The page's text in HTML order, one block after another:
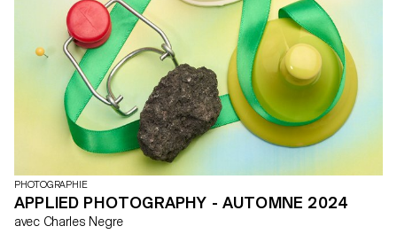
PHOTOGRAPHIE
APPLIED PHOTOGRAPHY - AUTOMNE 2024
avec Charles Negre